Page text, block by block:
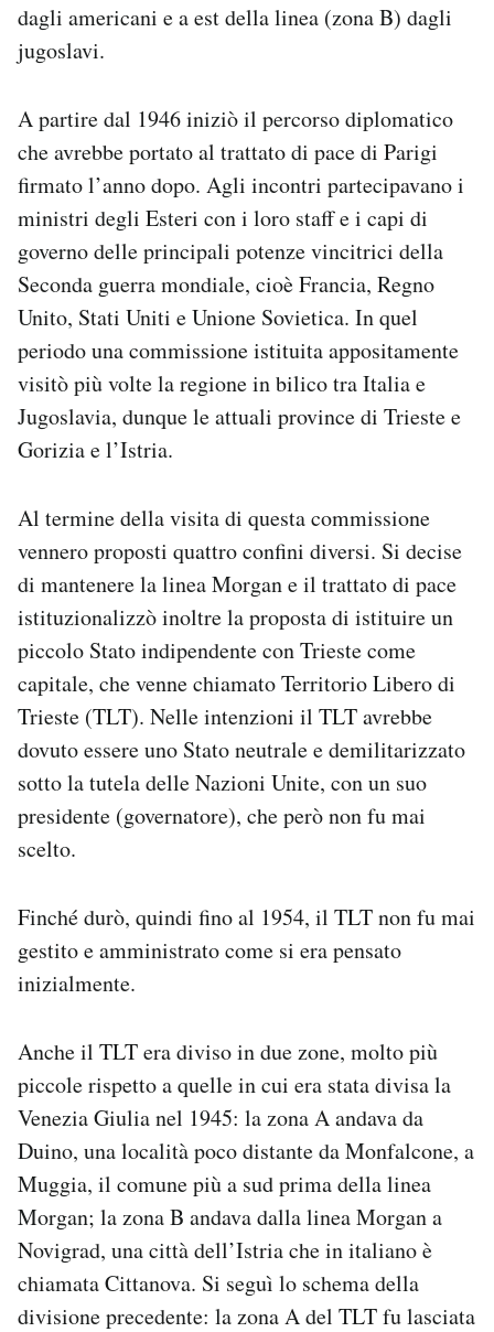
dagli americani e a est della linea (zona B) dagli
jugoslavi.
A partire dal 1946 iniziò il percorso diplomatico
che avrebbe portato al trattato di pace di Parigi
firmato l’anno dopo. Agli incontri partecipavano i
ministri degli Esteri con i loro staff e i capi di
governo delle principali potenze vincitrici della
Seconda guerra mondiale, cioè Francia, Regno
Unito, Stati Uniti e Unione Sovietica. In quel
periodo una commissione istituita appositamente
visitò più volte la regione in bilico tra Italia e
Jugoslavia, dunque le attuali province di Trieste e
Gorizia e l’Istria.
Al termine della visita di questa commissione
vennero proposti quattro confini diversi. Si decise
di mantenere la linea Morgan e il trattato di pace
istituzionalizzò inoltre la proposta di istituire un
piccolo Stato indipendente con Trieste come
capitale, che venne chiamato Territorio Libero di
Trieste (TLT). Nelle intenzioni il TLT avrebbe
dovuto essere uno Stato neutrale e demilitarizzato
sotto la tutela delle Nazioni Unite, con un suo
presidente (governatore), che però non fu mai
scelto.
Finché durò, quindi fino al 1954, il TLT non fu mai
gestito e amministrato come si era pensato
inizialmente.
Anche il TLT era diviso in due zone, molto più
piccole rispetto a quelle in cui era stata divisa la
Venezia Giulia nel 1945: la zona A andava da
Duino, una località poco distante da Monfalcone, a
Muggia, il comune più a sud prima della linea
Morgan; la zona B andava dalla linea Morgan a
Novigrad, una città dell’Istria che in italiano è
chiamata Cittanova. Si seguì lo schema della
divisione precedente: la zona A del TLT fu lasciata